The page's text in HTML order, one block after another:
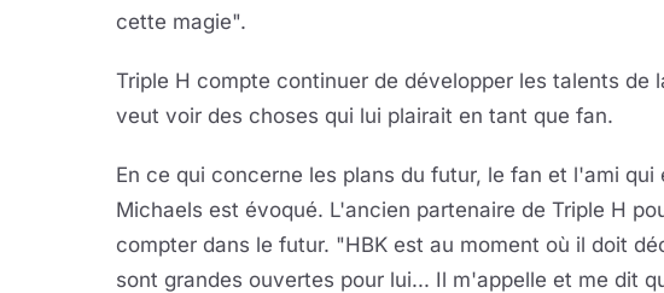
cette magie".
Triple H compte continuer de développer les talents de
veut voir des choses qui lui plairait en tant que fan.
En ce qui concerne les plans du futur, le fan et l'ami qui
Michaels est évoqué. L'ancien partenaire de Triple H
compter dans le futur. "HBK est au moment où il doit
sont grandes ouvertes pour lui... Il m'appelle et me dit